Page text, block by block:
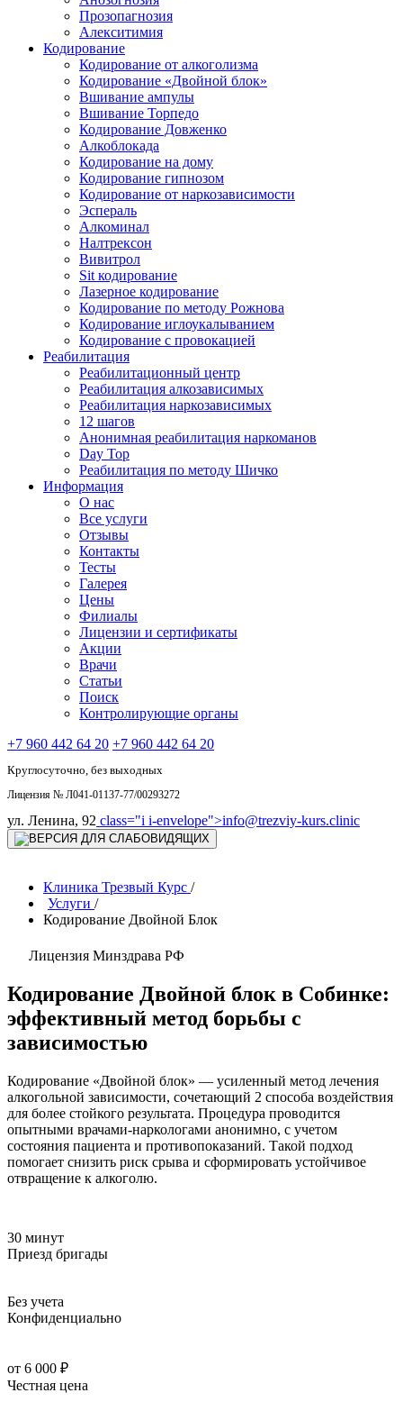
Прозопагнозия
Алекситимия
Кодирование
Кодирование от алкоголизма
Кодирование «Двойной блок»
Вшивание ампулы
Вшивание Торпедо
Кодирование Довженко
Алкоблокада
Кодирование на дому
Кодирование гипнозом
Кодирование от наркозависимости
Эспераль
Алкоминал
Налтрексон
Вивитрол
Sit кодирование
Лазерное кодирование
Кодирование по методу Рожнова
Кодирование иглоукалыванием
Кодирование с провокацией
Реабилитация
Реабилитационный центр
Реабилитация алкозависимых
Реабилитация наркозависимых
12 шагов
Анонимная реабилитация наркоманов
Day Top
Реабилитация по методу Шичко
Информация
О нас
Все услуги
Отзывы
Контакты
Тесты
Галерея
Цены
Филиалы
Лицензии и сертификаты
Акции
Врачи
Статьи
Поиск
Контролирующие органы
+7 960 442 64 20 +7 960 442 64 20
Круглосуточно, без выходных
Лицензия № Л041-01137-77/00293272
ул. Ленина, 92 class="i i-envelope">info@trezviy-kurs.clinic
Клиника Трезвый Курс /
Услуги /
Кодирование Двойной Блок
Лицензия Минздрава РФ
Кодирование Двойной блок в Собинке:
эффективный метод борьбы с
зависимостью
Кодирование «Двойной блок» — усиленный метод лечения
алкогольной зависимости, сочетающий 2 способа воздействия
для более стойкого результата. Процедура проводится
опытными врачами-наркологами анонимно, с учетом
состояния пациента и противопоказаний. Такой подход
помогает снизить риск срыва и сформировать устойчивое
отвращение к алкоголю.
30 минут
Приезд бригады
Без учета
Конфиденциально
от 6 000 ₽
Честная цена